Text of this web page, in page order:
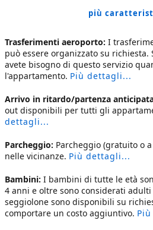
più
Trasferimenti aeroporto: I
può essere organizzato su richiesta.
avete bisogno di questo servizio
l'appartamento. Più dettagli...
Arrivo in ritardo/partenza
out disponibili per tutti gli
dettagli...
Parcheggio: Parcheggio (gratuito o
nelle vicinanze. Più dettagli...
Bambini: I bambini di tutte le età
4 anni e oltre sono considerati
seggiolone sono disponibili su
comportare un costo aggiuntivo.